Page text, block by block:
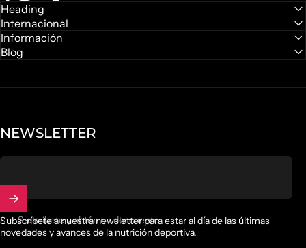
Facebook
Instagram
YouTube
Heading
Internacional
Información
Blog
NEWSLETTER
Suscríbete y obtén un descuento
Subscríbete a nuestra newsletter para estar al día de las últimas
novedades y avances de la nutrición deportiva.